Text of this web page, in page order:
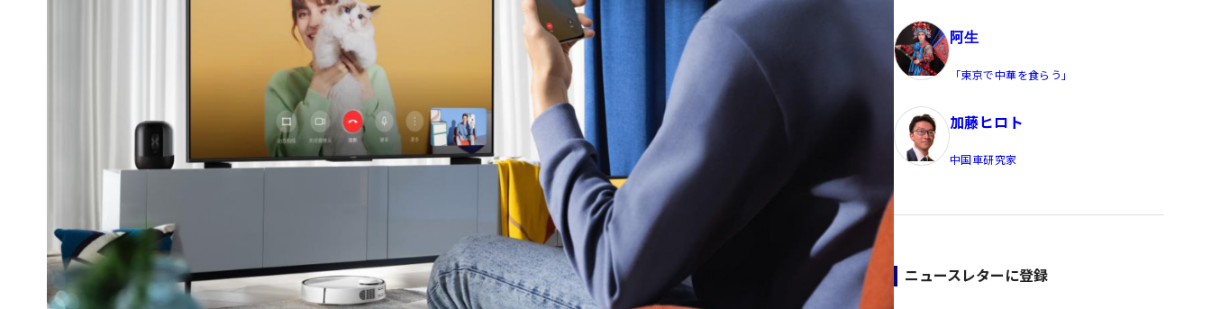
阿生
「東京で中華を食らう」
加藤ヒロト
中国車研究家
ニュースレターに登録